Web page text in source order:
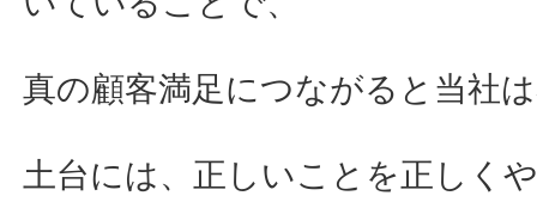
真の顧客満足につながると当社
土台には、正しいことを正しく